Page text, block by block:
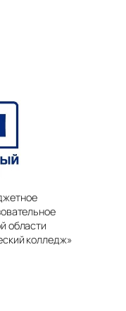
области
колледж»